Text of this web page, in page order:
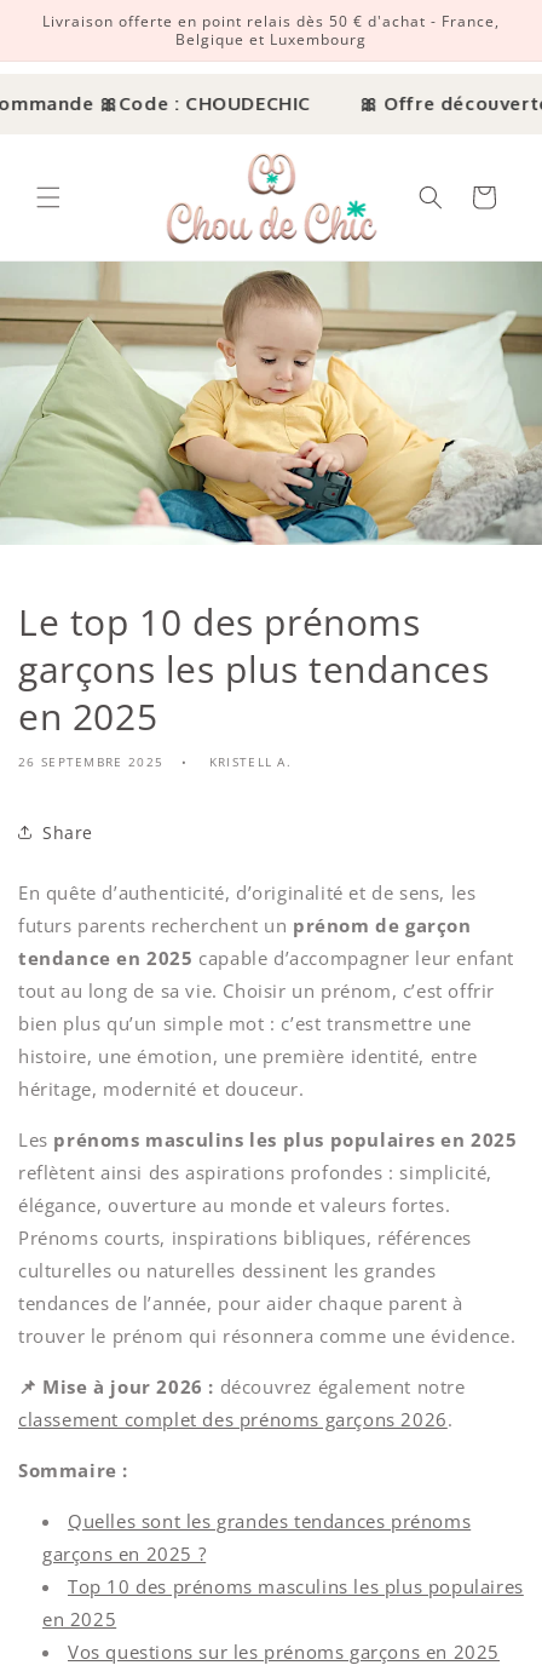
et passer au contenu
Livraison offerte en point relais dès 50 € d'achat - France,
Belgique et Luxembourg
: CHOUDECHIC 🎀 Offre découverte : -15% sur
Panier
Le top 10 des prénoms
garçons les plus tendances
en 2025
26 SEPTEMBRE 2025 KRISTELL A.
Share
En quête d’authenticité, d’originalité et de sens, les
futurs parents recherchent un prénom de garçon
tendance en 2025 capable d’accompagner leur enfant
tout au long de sa vie. Choisir un prénom, c’est offrir
bien plus qu’un simple mot : c’est transmettre une
histoire, une émotion, une première identité, entre
héritage, modernité et douceur.
Les prénoms masculins les plus populaires en 2025
reflètent ainsi des aspirations profondes : simplicité,
élégance, ouverture au monde et valeurs fortes.
Prénoms courts, inspirations bibliques, références
culturelles ou naturelles dessinent les grandes
tendances de l’année, pour aider chaque parent à
trouver le prénom qui résonnera comme une évidence.
📌 Mise à jour 2026 : découvrez également notre
classement complet des prénoms garçons 2026.
Sommaire :
Quelles sont les grandes tendances prénoms
garçons en 2025 ?
Top 10 des prénoms masculins les plus populaires
en 2025
Vos questions sur les prénoms garçons en 2025